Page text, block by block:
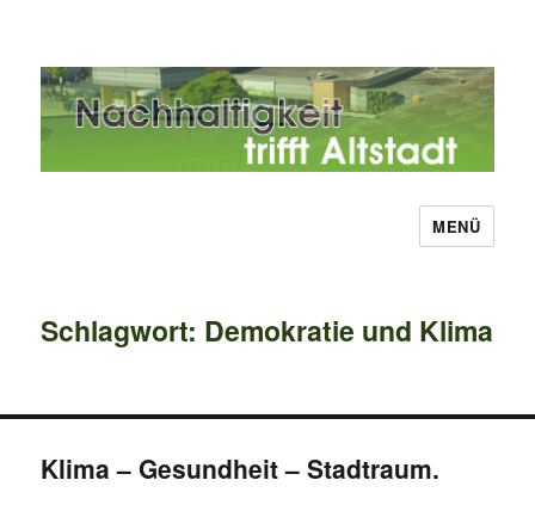
MENÜ
Schlagwort: Demokratie und Klima
Klima – Gesundheit – Stadtraum.